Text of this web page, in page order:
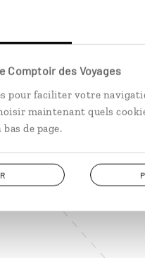
Comptoir des Voyages
pour faciliter votre
maintenant quels
de page.